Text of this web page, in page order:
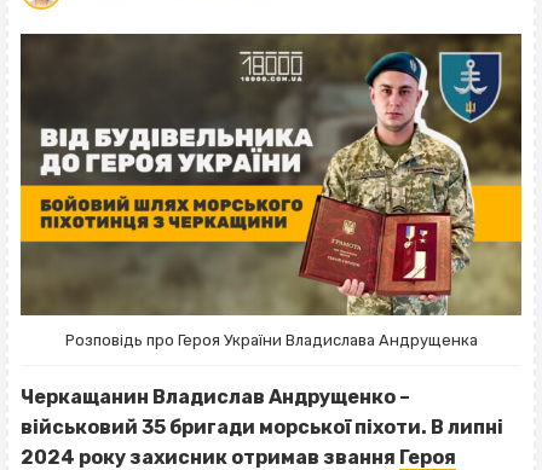
Розповідь про Героя України Владислава Андрущенка
Черкащанин Владислав Андрущенко –
військовий 35 бригади морської піхоти. В липні
2024 року захисник отримав звання Героя